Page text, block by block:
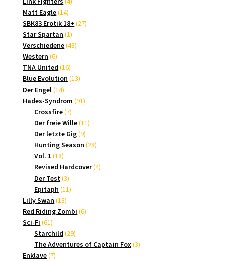
Matt Eagle 1414
Produkte
SBK83 Erotik 18+ 2727
Star Spartan 11
Produkt
Verschiedene 4343
Western 66
Produkte
TNA United 1616
Produkte
Blue Evolution 1313
Der Engel 1414
Produkte
Hades-Syndrom 9191
Crossfire 77
Produkte
Der freie Wille 1111
Der letzte Gig 99
Produkte
Hunting Season 2828
Vol. 1 1818
Produkte
Revised Hardcover 44
Der Test 33
Produkte
Epitaph 1111
Lilly Swan 1313
Produkte
Red Riding Zombi 66
Sci-Fi 6161
Produkte
Starchild 2929
Produkte
The Adventures of Captain Fox 33
Enklave 77